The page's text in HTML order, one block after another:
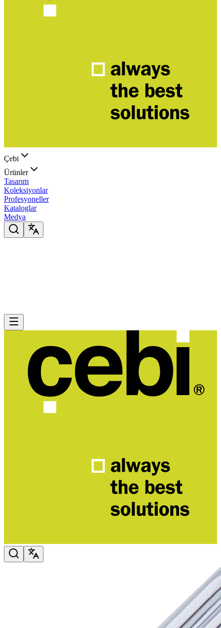
Çebi
Ürünler
Tasarım
Koleksiyonlar
Profesyoneller
Kataloglar
Medya